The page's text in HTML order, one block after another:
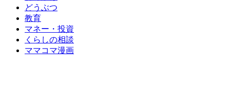
どうぶつ
教育
マネー・投資
くらしの相談
ママコマ漫画